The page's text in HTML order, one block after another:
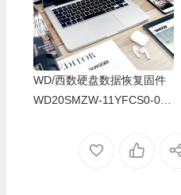
WD/西数硬盘数据恢复固件
WD20SMZW-11YFCS0-01-